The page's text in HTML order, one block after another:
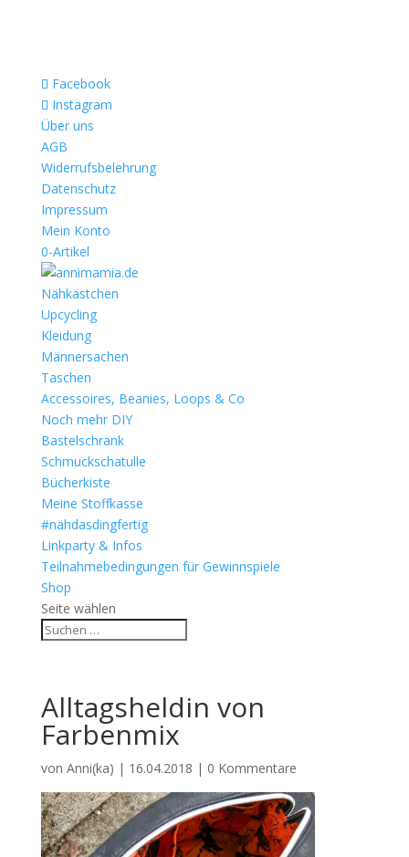
Facebook
Instagram
Über uns
AGB
Widerrufsbelehrung
Datenschutz
Impressum
Mein Konto
0-Artikel
Nähkästchen
Upcycling
Kleidung
Männersachen
Taschen
Accessoires, Beanies, Loops & Co
Noch mehr DIY
Bastelschrank
Schmuckschatulle
Bücherkiste
Meine Stoffkasse
#nähdasdingfertig
Linkparty & Infos
Teilnahmebedingungen für Gewinnspiele
Shop
Seite wählen
Alltagsheldin von
Farbenmix
von Anni(ka) | 16.04.2018 | 0 Kommentare